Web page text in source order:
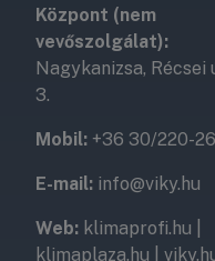
Központ (nem
vevőszolgálat):
Nagykanizsa, Récsei
3.
Mobil: +36 30/220-
E-mail: info@viky.hu
Web: klimaprofi.hu
klimaplaza.hu